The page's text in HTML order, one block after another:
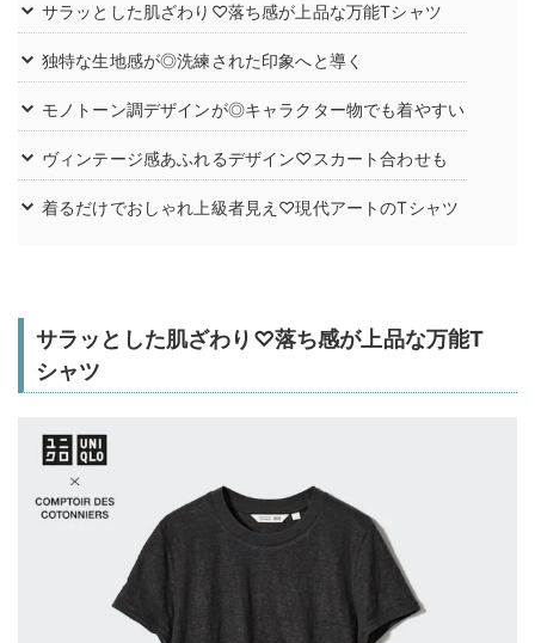
サラッとした肌ざわり♡落ち感が上品な万能Tシャツ
独特な生地感が◎洗練された印象へと導く
モノトーン調デザインが◎キャラクター物でも着やすい
ヴィンテージ感あふれるデザイン♡スカート合わせも
着るだけでおしゃれ上級者見え♡現代アートのTシャツ
サラッとした肌ざわり♡落ち感が上品な万能T
シャツ